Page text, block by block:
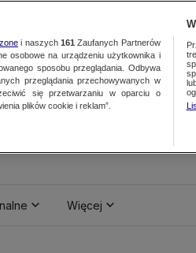
Więcej
i naszych 161 Zaufanych Partnerów
osobowe na urządzeniu użytkownika i
sposobu przeglądania. Odbywa
przeglądania przechowywanych w
się przetwarzaniu w oparciu o
plików cookie i reklam”.